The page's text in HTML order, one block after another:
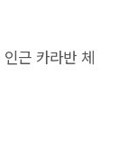
근 카라반 체